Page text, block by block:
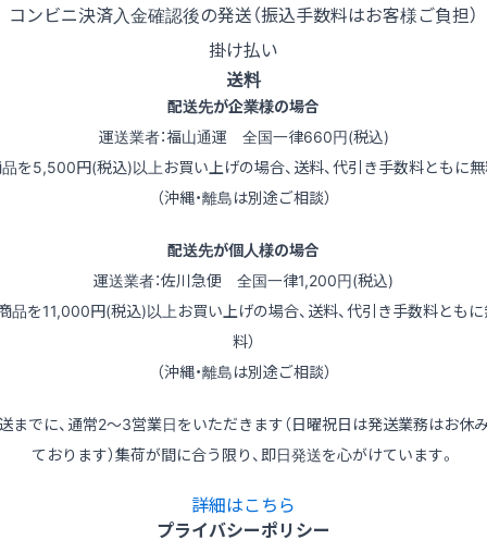
コンビニ決済入金確認後の発送（振込手数料はお客様ご負担）
掛け払い
送料
配送先が企業様の場合
運送業者：福山通運 全国一律660円(税込)
品を5,500円(税込)以上お買い上げの場合、送料、代引き手数料ともに無
（沖縄・離島は別途ご相談）
配送先が個人様の場合
運送業者：佐川急便 全国一律1,200円(税込)
品を11,000円(税込)以上お買い上げの場合、送料、代引き手数料とも
料）
（沖縄・離島は別途ご相談）
までに、通常2～3営業日をいただきます（日曜祝日は発送業務はお休
ております）集荷が間に合う限り、即日発送を心がけています。
詳細はこちら
プライバシーポリシー